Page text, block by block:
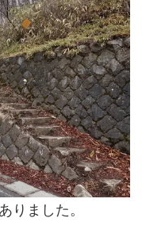
りました。